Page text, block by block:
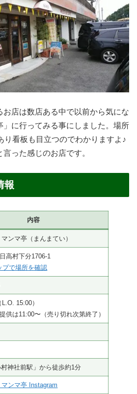
お店は数店ある中で以前から気にな
」に行ってみる事にしました。場所
り看板も目立つのでわかりますよ♪
った感じのお店です。
報
内容
ンマ亭（まんまてい）
高村下分1706-1
で場所を確認
15:00）
供は11:00〜（売り切れ次第終了）
神社前駅」から徒歩約1分
ンマ亭 Instagram